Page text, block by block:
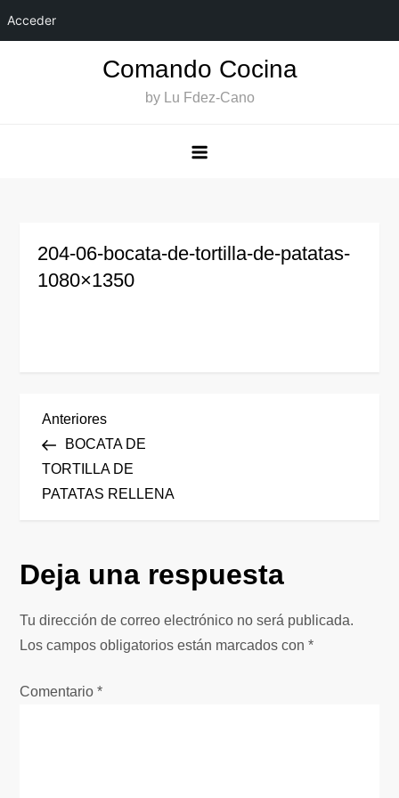
Acceder
Comando Cocina
by Lu Fdez-Cano
204-06-bocata-de-tortilla-de-patatas-
1080×1350
N
a
v
g
a
Entrada
anterior
Anteriores
BOCATA DE
TORTILLA DE
PATATAS RELLENA
Deja una respuesta
Tu dirección de correo electrónico no será publicada.
Los campos obligatorios están marcados con*
Comentario*